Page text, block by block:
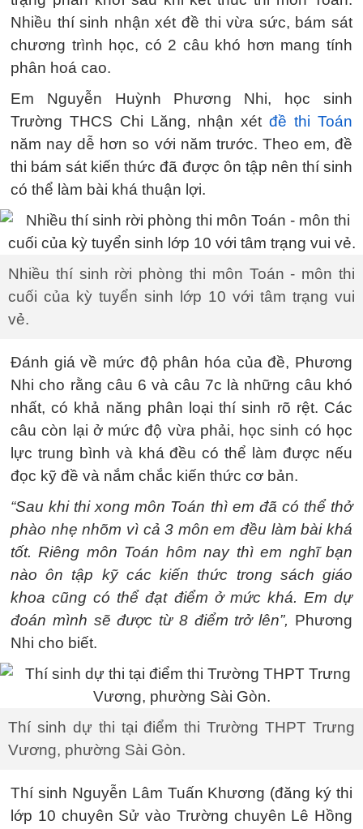
Nhiều thí sinh nhận xét đề thi vừa sức, bám sát
chương trình học, có 2 câu khó hơn mang tính
phân hoá cao.
Em Nguyễn Huỳnh Phương Nhi, học sinh
Trường THCS Chi Lăng, nhận xét đề thi Toán
năm nay dễ hơn so với năm trước. Theo em, đề
thi bám sát kiến thức đã được ôn tập nên thí sinh
có thể làm bài khá thuận lợi.
Nhiều thí sinh rời phòng thi môn Toán - môn thi
cuối của kỳ tuyển sinh lớp 10 với tâm trạng vui
vẻ.
Đánh giá về mức độ phân hóa của đề, Phương
Nhi cho rằng câu 6 và câu 7c là những câu khó
nhất, có khả năng phân loại thí sinh rõ rệt. Các
câu còn lại ở mức độ vừa phải, học sinh có học
lực trung bình và khá đều có thể làm được nếu
đọc kỹ đề và nắm chắc kiến thức cơ bản.
“Sau khi thi xong môn Toán thì em đã có thể thở
phào nhẹ nhõm vì cả 3 môn em đều làm bài khá
tốt. Riêng môn Toán hôm nay thì em nghĩ bạn
nào ôn tập kỹ các kiến thức trong sách giáo
khoa cũng có thể đạt điểm ở mức khá. Em dự
đoán mình sẽ được từ 8 điểm trở lên”, Phương
Nhi cho biết.
Thí sinh dự thi tại điểm thi Trường THPT Trưng
Vương, phường Sài Gòn.
Thí sinh Nguyễn Lâm Tuấn Khương (đăng ký thi
lớp 10 chuyên Sử vào Trường chuyên Lê Hồng